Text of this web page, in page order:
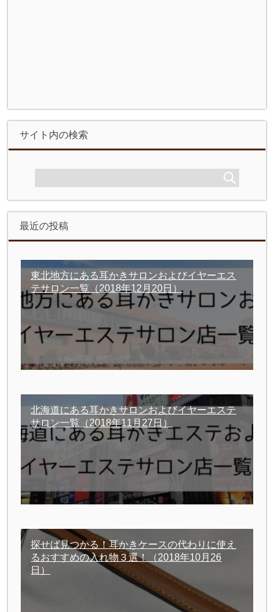
サイト内の検索
最近の投稿
東北地方にある耳かきサロンおよびイヤーエス
テサロン一覧 （2018年12月20日）
北海道にある耳かきサロンおよびイヤーエステ
サロン一覧 （2018年11月27日）
探せば見つかる！耳かきケースの代わりに使え
るおすすめの入れ物３選！
（2018年10月26
日）